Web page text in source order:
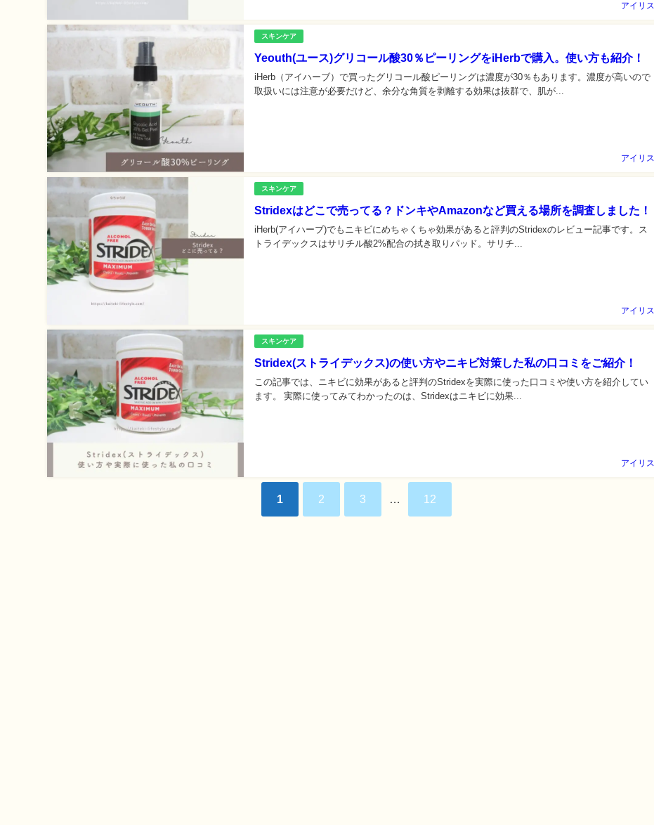
アイリス
スキンケア
Yeouth(ユース)グリコール酸30％ピーリングをiHerbで購入。使い方も紹介！
iHerb（アイハーブ）で買ったグリコール酸ピーリングは濃度が30％もあります。濃度が高いので
取扱いには注意が必要だけど、余分な角質を剥離する効果は抜群で、肌が...
アイリス
スキンケア
Stridexはどこで売ってる？ドンキやAmazonなど買える場所を調査しました！
iHerb(アイハーブ)でもニキビにめちゃくちゃ効果があると評判のStridexのレビュー記事です。ス
トライデックスはサリチル酸2%配合の拭き取りパッド。サリチ...
アイリス
スキンケア
Stridex(ストライデックス)の使い方やニキビ対策した私の口コミをご紹介！
この記事では、ニキビに効果があると評判のStridexを実際に使った口コミや使い方を紹介してい
ます。 実際に使ってみてわかったのは、Stridexはニキビに効果...
アイリス
1 2 3 12